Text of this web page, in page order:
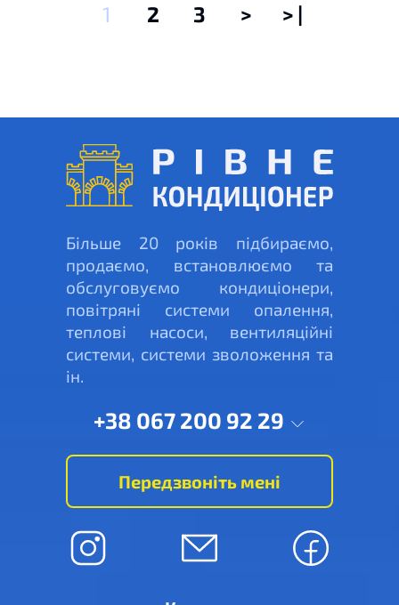
1 2 3 > > |
Більше 20 років підбираємо,
продаємо, встановлюємо та
обслуговуємо кондиціонери,
повітряні системи опалення,
теплові насоси, вентиляційні
системи, системи зволоження та
ін.
+38 067 200 92 29
Передзвоніть мені